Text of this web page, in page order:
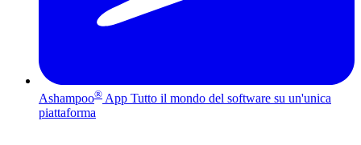
Ashampoo® App Tutto il mondo del software su un'unica
piattaforma